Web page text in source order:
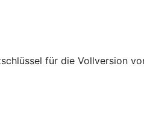
für die Vollversion